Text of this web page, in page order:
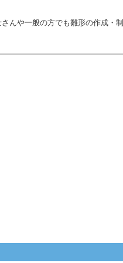
んや一般の方でも雛形の作成・